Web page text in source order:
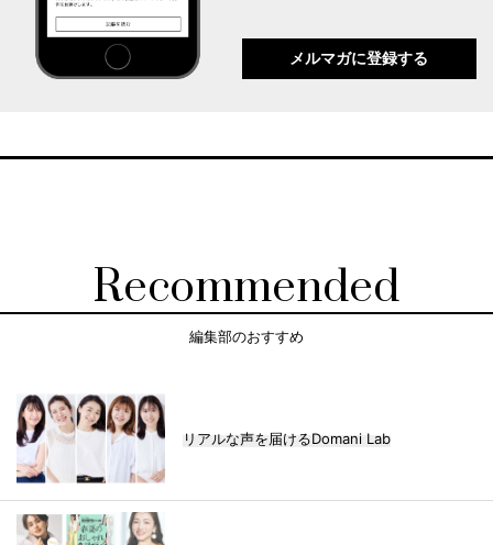
メルマガに登録する
Recommended
編集部のおすすめ
リアルな声を届けるDomani Lab